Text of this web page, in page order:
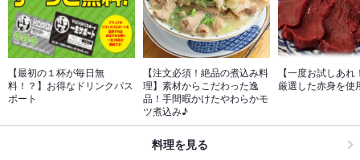
【最初の１杯が毎日無
料！？】お得なドリンクパス
ポート
【注文必須！絶品の煮込み料
理】素材からこだわった逸
品！手間暇かけたやわらかモ
ツ煮込み♪
【一度お試しあ
厳選した赤身を使
料理を見る